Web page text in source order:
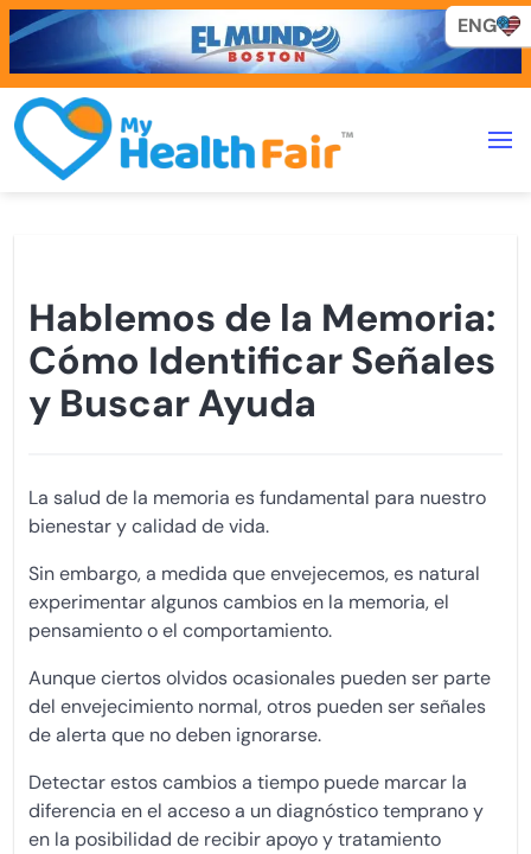
Hablemos de la Memoria:
Cómo Identificar Señales
y Buscar Ayuda
La salud de la memoria es fundamental para nuestro
bienestar y calidad de vida.
Sin embargo, a medida que envejecemos, es natural
experimentar algunos cambios en la memoria, el
pensamiento o el comportamiento.
Aunque ciertos olvidos ocasionales pueden ser parte
del envejecimiento normal, otros pueden ser señales
de alerta que no deben ignorarse.
Detectar estos cambios a tiempo puede marcar la
diferencia en el acceso a un diagnóstico temprano y
en la posibilidad de recibir apoyo y tratamiento
ENG
ENG